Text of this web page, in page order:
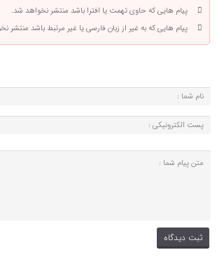
پیام هایی که حاوی تهمت یا افترا باشد منتشر نخواهد شد.
پیام هایی که به غیر از زبان فارسی یا غیر مرتبط باشد منتشر